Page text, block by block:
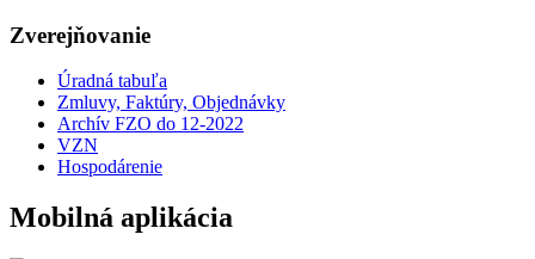
Zverejňovanie
Úradná tabuľa
Zmluvy, Faktúry, Objednávky
Archív FZO do 12-2022
VZN
Hospodárenie
Mobilná aplikácia